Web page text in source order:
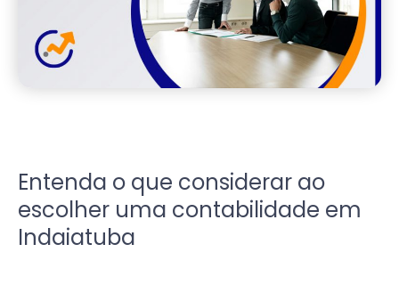
Entenda o que considerar ao
escolher uma contabilidade em
Indaiatuba